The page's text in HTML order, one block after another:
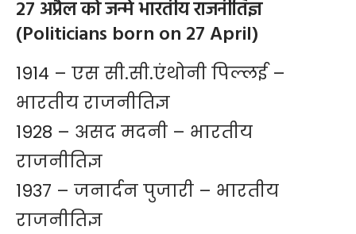
27 अप्रैल को जन्मे भारतीय राजनीतिज्ञ
(Politicians born on 27 April)
1914 – एस सी.सी.एंथोनी पिल्लई –
भारतीय राजनीतिज्ञ
1928 – असद मदनी – भारतीय
राजनीतिज्ञ
1937 – जनार्दन पुजारी – भारतीय
राजनीतिज्ञ